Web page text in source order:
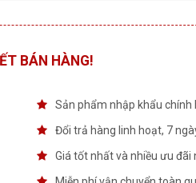
BÁN HÀNG!
Sản phẩm nhập khẩu chính
Đổi trả hàng linh hoạt, 7
Giá tốt nhất và nhiều ưu đãi